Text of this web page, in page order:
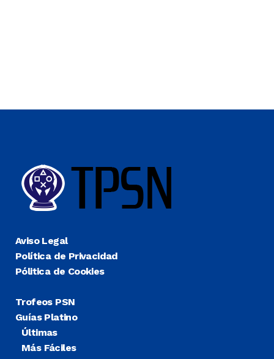
Aviso Legal
Política de Privacidad
Pólitica de Cookies
Trofeos PSN
Guías Platino
Últimas
Más Fáciles